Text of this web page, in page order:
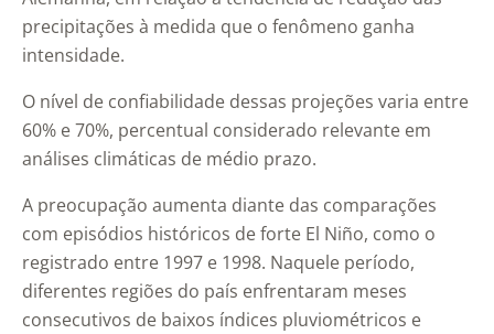
precipitações à medida que o fenômeno ganha
intensidade.
O nível de confiabilidade dessas projeções varia entre
60% e 70%, percentual considerado relevante em
análises climáticas de médio prazo.
A preocupação aumenta diante das comparações
com episódios históricos de forte El Niño, como o
registrado entre 1997 e 1998. Naquele período,
diferentes regiões do país enfrentaram meses
consecutivos de baixos índices pluviométricos e